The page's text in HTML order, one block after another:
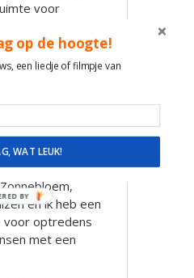
voor
te zetten.
mogelijkheid van
lied
senioren,
jubilea,
voor
en ik heb een
optredens
met een
op de hoogte!
een liedje of filmpje van
WAT LEUK!
BY